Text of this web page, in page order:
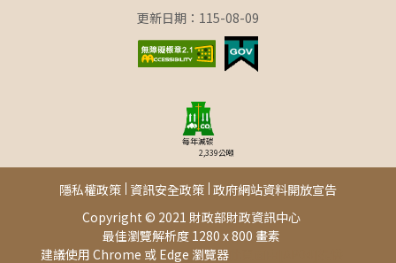
更新日期：115-08-09
每年減碳
2,339公噸
Copyright © 2021 財政部財政資訊中心
最佳瀏覽解析度 1280 x 800 畫素
建議使用 Chrome 或 Edge 瀏覽器此頁面由[AP04]提供
隱私權政策 資訊安全政策 政府網站資料開放宣告